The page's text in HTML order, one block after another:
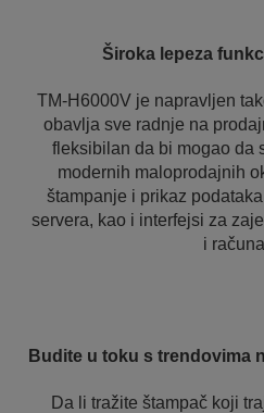
Široka lepeza
TM-H6000V je napravljen
obavlja sve radnje na
fleksibilan da bi mogao da
modernih maloprodajnih
štampanje i prikaz
servera, kao i interfejsi za
i
Budite u toku s trendovima
Da li tražite štampač koji